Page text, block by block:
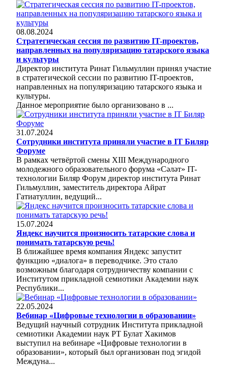
08.08.2024
Стратегическая сессия по развитию IT-проектов,
направленных на популяризацию татарского языка
и культуры
Директор института Ринат Гильмуллин принял участие
в стратегической сессии по развитию IT-проектов,
направленных на популяризацию татарского языка и
культуры.
Данное мероприятие было организовано в ...
31.07.2024
Сотрудники института приняли участие в IT Биляр
Форуме
В рамках четвёртой смены XIII Международного
молодежного образовательного форума «Сәләт» IT-
технологии Биляр Форум директор института Ринат
Гильмуллин, заместитель директора Айрат
Гатиатуллин, ведущий...
15.07.2024
Яндекс научится произносить татарские слова и
понимать татарскую речь!
В ближайшее время компания Яндекс запустит
функцию «диалога» в переводчике. Это стало
возможным благодаря сотрудничеству компании с
Институтом прикладной семиотики Академии наук
Республики...
22.05.2024
Вебинар «Цифровые технологии в образовании»
Ведущий научный сотрудник Института прикладной
семиотики Академии наук РТ Булат Хакимов
выступил на вебинаре «Цифровые технологии в
образовании», который был организован под эгидой
Междуна...